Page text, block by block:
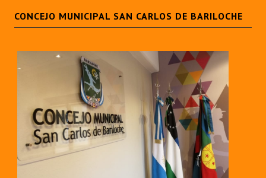
CONCEJO MUNICIPAL SAN CARLOS DE BARILOCHE